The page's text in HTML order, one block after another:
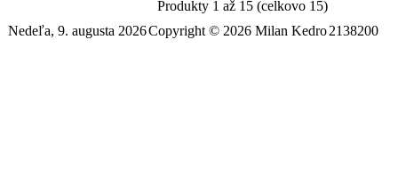
Produkty 1 až 15 (celkovo 15)
Nedeľa, 9. augusta 2026Copyright © 2026 Milan Kedro2138200